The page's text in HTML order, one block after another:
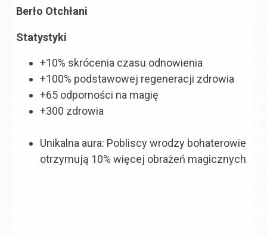
Berło Otchłani
Statystyki
+10% skrócenia czasu odnowienia
+100% podstawowej regeneracji zdrowia
+65 odporności na magię
+300 zdrowia
Unikalna aura: Pobliscy wrodzy bohaterowie
otrzymują 10% więcej obrażeń magicznych